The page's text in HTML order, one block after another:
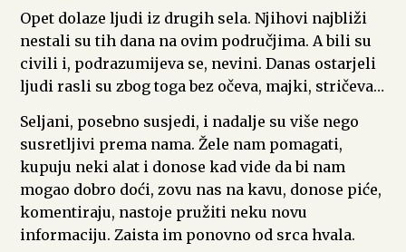
Opet dolaze ljudi iz drugih sela. Njihovi najbliži
nestali su tih dana na ovim područjima. A bili su
civili i, podrazumijeva se, nevini. Danas ostarjeli
ljudi rasli su zbog toga bez očeva, majki, stričeva…
Seljani, posebno susjedi, i nadalje su više nego
susretljivi prema nama. Žele nam pomagati,
kupuju neki alat i donose kad vide da bi nam
mogao dobro doći, zovu nas na kavu, donose piće,
komentiraju, nastoje pružiti neku novu
informaciju. Zaista im ponovno od srca hvala.